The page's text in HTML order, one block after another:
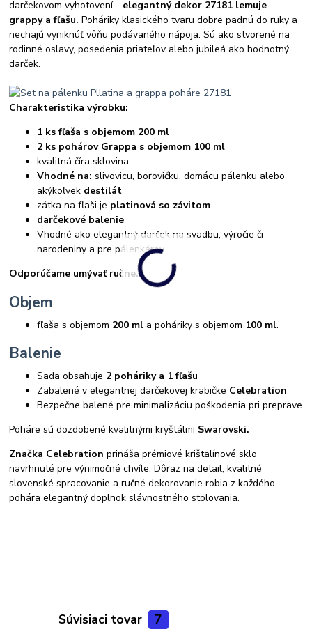
darčekovom vyhotovení - elegantný dekor 27181 lemuje
grappy a fľašu. Poháriky klasického tvaru dobre padnú do ruky a
nechajú vyniknúť vôňu podávaného nápoja. Sú ako stvorené na
rodinné oslavy, posedenia priateľov alebo jubileá ako hodnotný
darček.
Charakteristika výrobku:
1 ks fľaša s objemom 200 ml
2 ks pohárov Grappa s objemom 100 ml
kvalitná číra sklovina
Vhodné na: slivovicu, borovičku, domácu pálenku alebo
akýkoľvek destilát
zátka na fľaši je platinová so závitom
darčekové balenie
Vhodné ako elegantný darček na svadbu, výročie či
narodeniny a pre pálenkárov
Odporúčame umývať ručne.
Objem
fľaša s objemom 200 ml a poháriky s objemom 100 ml.
Balenie
Sada obsahuje 2 poháriky a 1 fľašu
Zabalené v elegantnej darčekovej krabičke Celebration
Bezpečne balené pre minimalizáciu poškodenia pri preprave
Poháre sú dozdobené kvalitnými kryštálmi Swarovski.
Značka Celebrationprináša prémiové krištalínové sklo
navrhnuté pre výnimočné chvíle. Dôraz na detail, kvalitné
slovenské spracovanie a ručné dekorovanie robia z každého
pohára elegantný doplnok slávnostného stolovania.
Súvisiaci tovar 7